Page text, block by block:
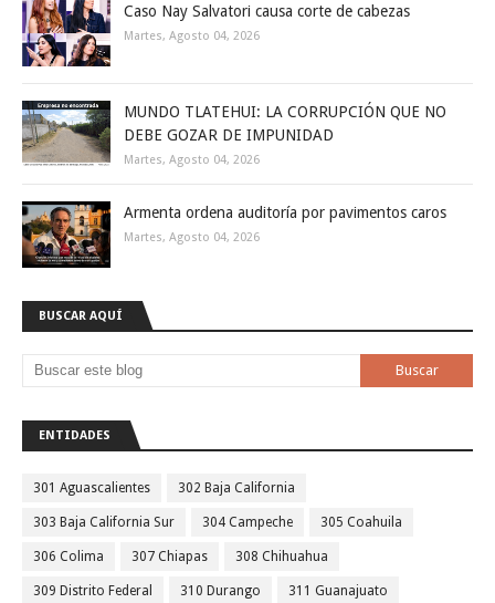
Caso Nay Salvatori causa corte de cabezas
Martes, Agosto 04, 2026
MUNDO TLATEHUI: LA CORRUPCIÓN QUE NO
DEBE GOZAR DE IMPUNIDAD
Martes, Agosto 04, 2026
Armenta ordena auditoría por pavimentos caros
Martes, Agosto 04, 2026
BUSCAR AQUÍ
ENTIDADES
301 Aguascalientes 302 Baja California
303 Baja California Sur 304 Campeche 305 Coahuila
306 Colima 307 Chiapas 308 Chihuahua
309 Distrito Federal 310 Durango 311 Guanajuato